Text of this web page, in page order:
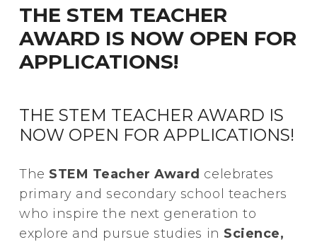
THE STEM TEACHER
AWARD IS NOW OPEN FOR
APPLICATIONS!
THE STEM TEACHER AWARD IS
NOW OPEN FOR APPLICATIONS!
The STEM Teacher Award celebrates
primary and secondary school teachers
who inspire the next generation to
explore and pursue studies in Science,